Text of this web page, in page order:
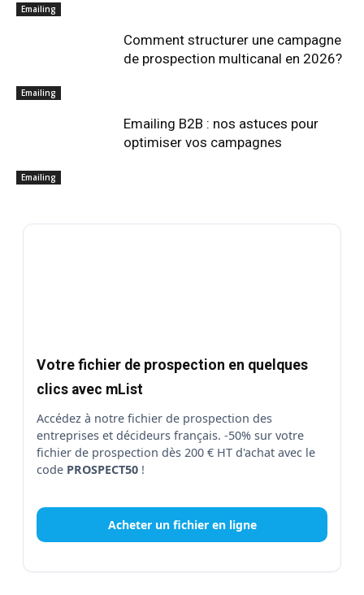
Emailing
Emailing
Comment structurer une campagne
de prospection multicanal en 2026?
Emailing
Emailing B2B : nos astuces pour
optimiser vos campagnes
Votre fichier de prospection en quelques
clics avec mList
Accédez à notre fichier de prospection des
entreprises et décideurs français. -50% sur votre
fichier de prospection dès 200 € HT d'achat avec le
code PROSPECT50 !
Acheter un fichier en ligne